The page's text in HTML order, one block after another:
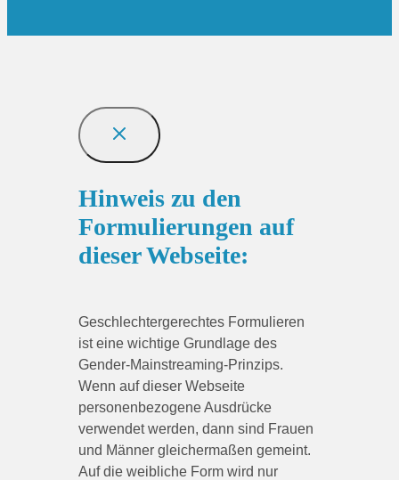
Hinweis zu den
Formulierungen auf
dieser Webseite:
Geschlechtergerechtes Formulieren
ist eine wichtige Grundlage des
Gender-Mainstreaming-Prinzips.
Wenn auf dieser Webseite
personenbezogene Ausdrücke
verwendet werden, dann sind Frauen
und Männer gleichermaßen gemeint.
Auf die weibliche Form wird nur